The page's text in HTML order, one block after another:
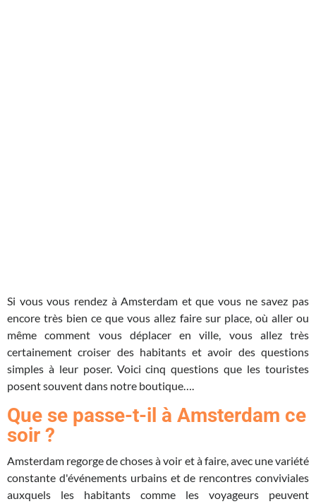
Si vous vous rendez à Amsterdam et que vous ne savez pas
encore très bien ce que vous allez faire sur place, où aller ou
même comment vous déplacer en ville, vous allez très
certainement croiser des habitants et avoir des questions
simples à leur poser. Voici cinq questions que les touristes
posent souvent dans notre boutique….
Que se passe-t-il à Amsterdam ce
soir ?
Amsterdam regorge de choses à voir et à faire, avec une variété
constante d'événements urbains et de rencontres conviviales
auxquels les habitants comme les voyageurs peuvent